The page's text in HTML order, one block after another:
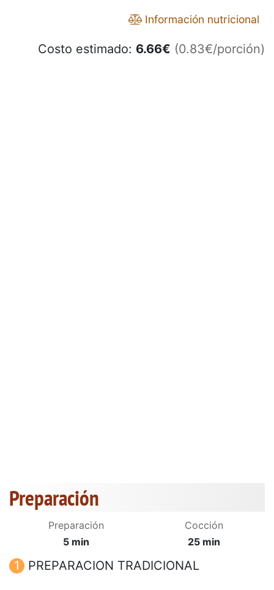
Información nutricional
Costo estimado: 6.66€ (0.83€/porción)
Preparación
Preparación
5 min
Cocción
25 min
PREPARACION TRADICIONAL